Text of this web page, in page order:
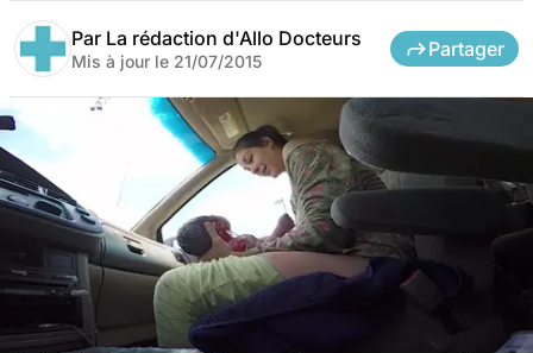
Par La rédaction d'Allo Docteurs
Mis à jour le 21/07/2015
Partager